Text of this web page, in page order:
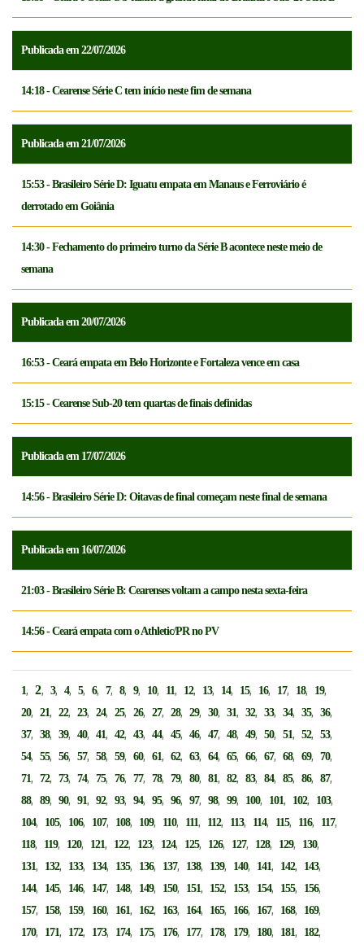
Publicada em 22/07/2026
14:18 - Cearense Série C tem início neste fim de semana
Publicada em 21/07/2026
15:53 - Brasileiro Série D: Iguatu empata em Manaus e Ferroviário é
derrotado em Goiânia
14:30 - Fechamento do primeiro turno da Série B acontece neste meio de
semana
Publicada em 20/07/2026
16:53 - Ceará empata em Belo Horizonte e Fortaleza vence em casa
15:15 - Cearense Sub-20 tem quartas de finais definidas
Publicada em 17/07/2026
14:56 - Brasileiro Série D: Oitavas de final começam neste final de semana
Publicada em 16/07/2026
21:03 - Brasileiro Série B: Cearenses voltam a campo nesta sexta-feira
14:56 - Ceará empata com o Athletic/PR no PV
1,2,3,4,5,6,7,8,9, 10, 11, 12, 13, 14, 15, 16, 17, 18, 19,
20,21,22,23,24,25,26,27,28,29,30,31,32,33,34,35,36,
37,38,39,40,41,42,43,44,45,46,47,48,49,50,51,52,53,
54,55,56,57,58,59,60,61,62,63,64,65,66,67,68,69,70,
71,72,73,74,75,76,77,78,79,80,81,82,83,84,85,86,87,
88,89,90,91,92,93,94,95,96,97,98,99, 100, 101, 102, 103,
104, 105, 106, 107, 108, 109, 110, 111, 112, 113, 114, 115, 116, 117,
118, 119, 120, 121, 122, 123, 124, 125, 126, 127, 128, 129, 130,
131, 132, 133, 134, 135, 136, 137, 138, 139, 140, 141, 142, 143,
144, 145, 146, 147, 148, 149, 150, 151, 152, 153, 154, 155, 156,
157, 158, 159, 160, 161, 162, 163, 164, 165, 166, 167, 168, 169,
170, 171, 172, 173, 174, 175, 176, 177, 178, 179, 180, 181, 182,